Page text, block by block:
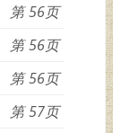
56
56
56
57